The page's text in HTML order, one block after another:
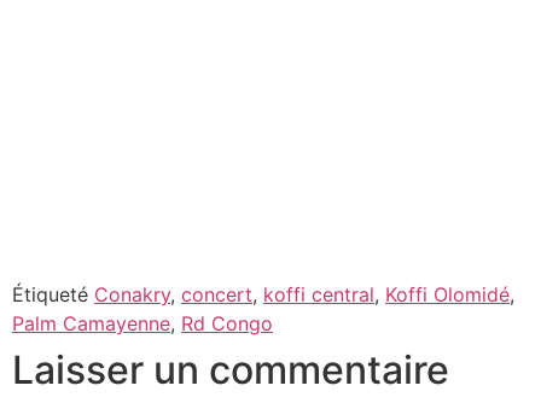
Étiqueté Conakry, concert, koffi central, Koffi Olomidé,
Palm Camayenne, Rd Congo
Laisser un commentaire